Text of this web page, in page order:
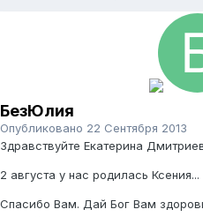
БезЮлия
Опубликовано 22 Сентября 2013
Здравствуйте Екатерина
2 августа у нас родилась
Спасибо Вам. Дай Бог Вам